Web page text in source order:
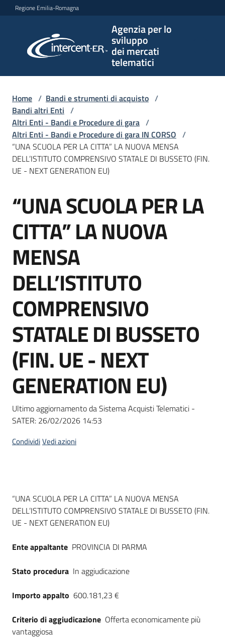
Vai al contenuto
Vai alla navigazione
Vai al footer
Regione Emilia-Romagna
Agenzia per lo
sviluppo
dei mercati
telematici
per lo
sviluppo
telematici
L'Agenzia
e
strumenti
acquisto
Supporto
Piattaforme
telematiche
site
Home / Bandi e strumenti di acquisto /
Bandi altri Enti /
Altri Enti - Bandi e Procedure di gara /
Altri Enti - Bandi e Procedure di gara IN CORSO /
“UNA SCUOLA PER LA CITTA” LA NUOVA MENSA
DELL’ISTITUTO COMPRENSIVO STATALE DI BUSSETO (FIN.
UE - NEXT GENERATION EU)
Salta al contenuto
“UNA SCUOLA PER LA
CITTA” LA NUOVA
MENSA
DELL’ISTITUTO
COMPRENSIVO
STATALE DI BUSSETO
(FIN. UE - NEXT
GENERATION EU)
Ultimo aggiornamento da Sistema Acquisti Telematici -
SATER: 26/02/2026 14:53
CondividiVedi azioni
Dati del bando
“UNA SCUOLA PER LA CITTA” LA NUOVA MENSA
DELL’ISTITUTO COMPRENSIVO STATALE DI BUSSETO (FIN.
UE - NEXT GENERATION EU)
Ente appaltante PROVINCIA DI PARMA
Stato procedura In aggiudicazione
Importo appalto 600.181,23 €
Criterio di aggiudicazione Offerta economicamente più
vantaggiosa